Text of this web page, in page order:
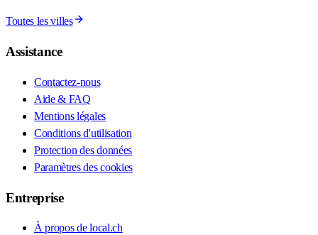
Toutes les villes
Assistance
Contactez-nous
Aide & FAQ
Mentions légales
Conditions d'utilisation
Protection des données
Paramètres des cookies
Entreprise
À propos de local.ch